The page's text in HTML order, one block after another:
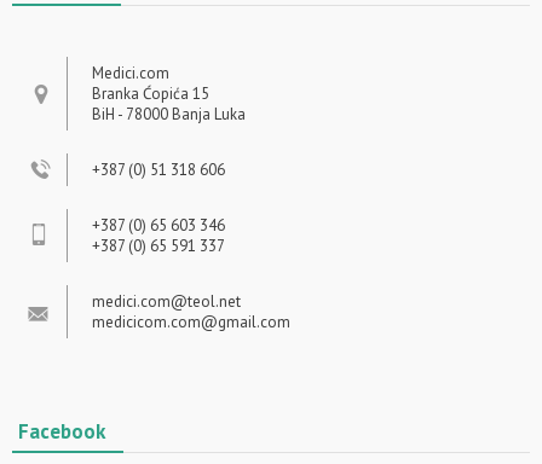
Medici.com
Branka Ćopića 15
BiH - 78000 Banja Luka
+387 (0) 51 318 606
+387 (0) 65 603 346
+387 (0) 65 591 337
medici.com@teol.net
medicicom.com@gmail.com
Facebook